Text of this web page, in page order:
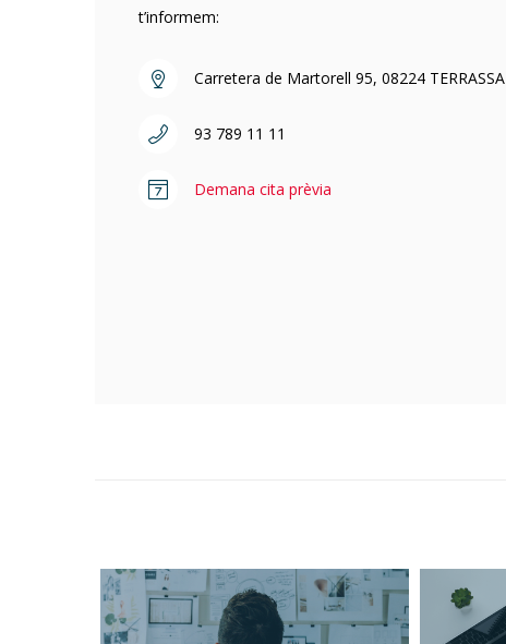
t’informem:
Carretera de Martorell 95, 08224 TERRASSA
93 789 11 11
Demana cita prèvia